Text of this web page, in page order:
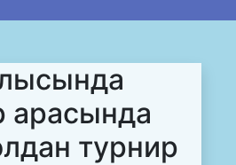
арасында
турнир